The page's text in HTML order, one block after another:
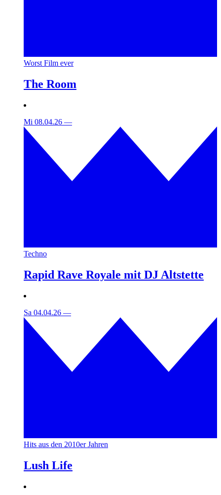
Worst Film ever
The Room
Mi 08.04.26 —
Techno
Rapid Rave Royale mit DJ Altstette
Sa 04.04.26 —
Hits aus den 2010er Jahren
Lush Life